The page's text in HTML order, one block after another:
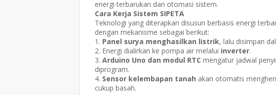
energi terbarukan dan otomasi sistem.
Cara Kerja Sistem SIPETA
Teknologi yang diterapkan disusun berbasis energi
dengan mekanisme sebagai berikut:
1. Panel surya menghasilkan listrik, lalu disimpan
2. Energi dialirkan ke pompa air melalui inverter.
3. Arduino Uno dan modul RTC mengatur jadwal
diprogram.
4. Sensor kelembapan tanah akan otomatis
cukup basah.